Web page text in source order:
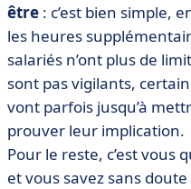
être : c’est bien simple,
les heures
salariés n’ont plus de
sont pas vigilants,
vont parfois jusqu’à
prouver leur implication.
Pour le reste, c’est vous
et vous savez sans